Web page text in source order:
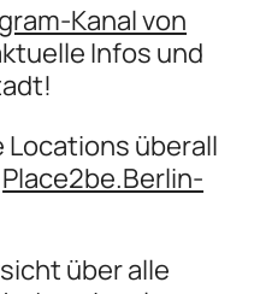
Kanal von
Infos und
überall
Place2be.Berlin-
über alle